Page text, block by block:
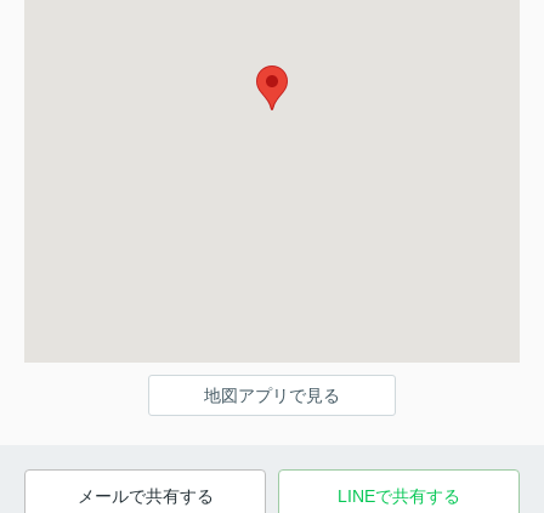
地図アプリで見る
メールで共有する LINEで共有する